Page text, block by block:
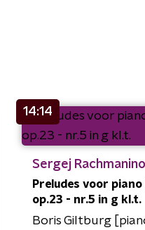
14:14
Sergej
Preludes voor piano
op.23 - nr.5 in g kl.t.
Boris Giltburg